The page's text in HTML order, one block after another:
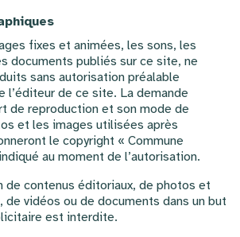
fixes et animées, les sons, les
documents publiés sur ce site, ne
sans autorisation préalable
l’éditeur de ce site. La demande
de reproduction et son mode de
et les images utilisées après
le copyright « Commune
au moment de l’autorisation.
de contenus éditoriaux, de photos et
de vidéos ou de documents dans un but
est interdite.